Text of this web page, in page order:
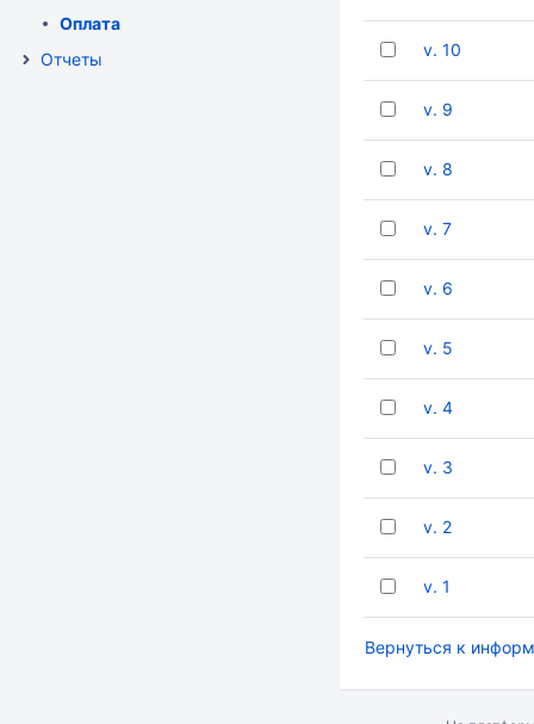
Оплата
Отчеты
v. 10
v. 9
v. 8
v. 7
v. 6
v. 5
v. 4
v. 3
v. 2
v. 1
Вернуться к